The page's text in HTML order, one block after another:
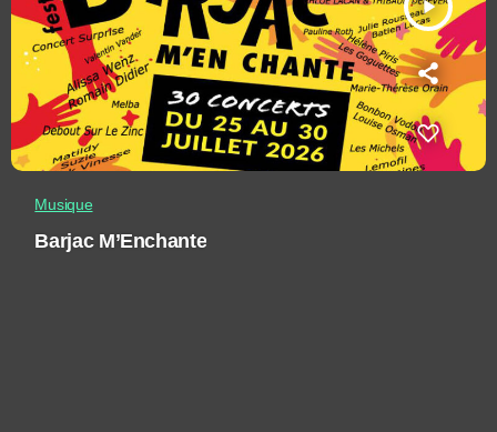
play_arrow
Musique
Barjac M’Enchante